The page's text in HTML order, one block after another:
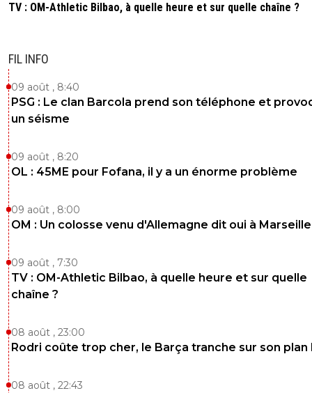
TV : OM-Athletic Bilbao, à quelle heure et sur quelle chaîne ?
FIL INFO
09 août , 8:40
PSG : Le clan Barcola prend son téléphone et
un séisme
09 août , 8:20
OL : 45ME pour Fofana, il y a un énorme problème
09 août , 8:00
OM : Un colosse venu d'Allemagne dit oui à Marseille
09 août , 7:30
TV : OM-Athletic Bilbao, à quelle heure et sur quelle
chaîne ?
08 août , 23:00
Rodri coûte trop cher, le Barça tranche sur son plan
08 août , 22:43